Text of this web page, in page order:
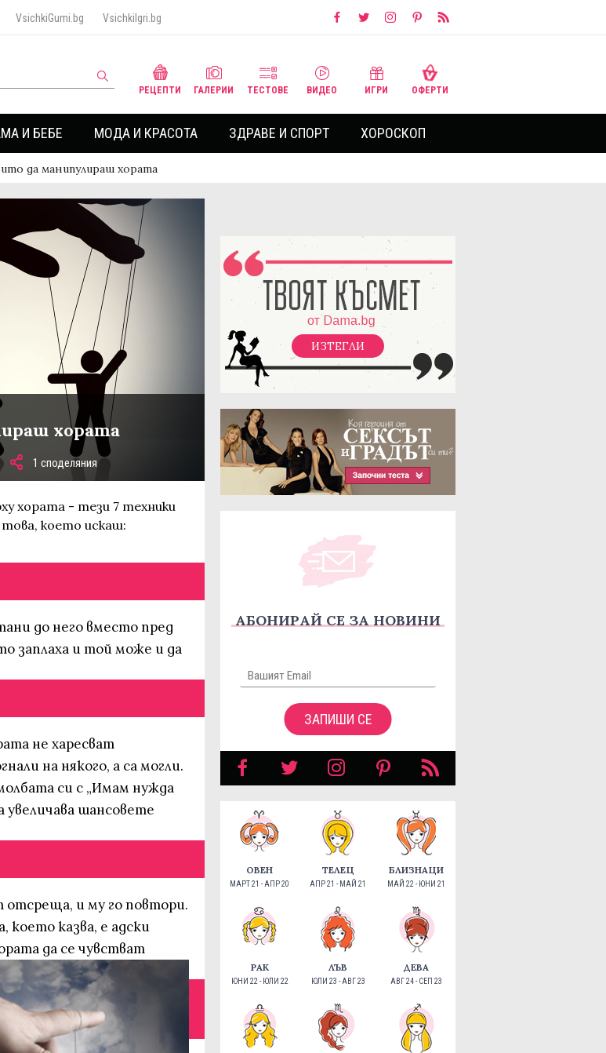
VsichkiGumi.bg VsichkiIgri.bg
РЕЦЕПТИ ГАЛЕРИИ ТЕСТОВЕ ВИДЕО ИГРИ ОФЕРТИ
И БЕБЕ МОДА И КРАСОТА ЗДРАВЕ И СПОРТ ХОРОСКОП
да манипулираш хората
хората
1 споделяния
хората - тези 7 техники
което искаш:
до него вместо пред
заплаха и той може и да
не харесват
на някого, а са могли.
си с „Имам нужда
шансовете
отсреща, и му го повтори.
което казва, е адски
да се чувстват
ИЗТЕГЛИ
АБОНИРАЙ СЕ ЗА НОВИНИ
ЗАПИШИ СЕ
ОВЕН
МАРТ 21 - АПР 20
ТЕЛЕЦ
АПР 21 - МАЙ 21
БЛИЗНАЦИ
МАЙ 22 - ЮНИ 21
РАК
ЮНИ 22 - ЮЛИ 22
ЛЪВ
ЮЛИ 23 - АВГ 23
ДЕВА
АВГ 24 - СЕП 23